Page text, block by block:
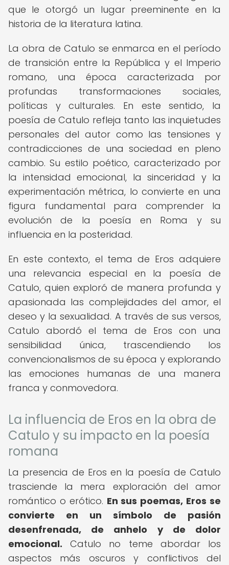
que le otorgó un lugar preeminente en la
historia de la literatura latina.
La obra de Catulo se enmarca en el período
de transición entre la República y el Imperio
romano, una época caracterizada por
profundas transformaciones sociales,
políticas y culturales. En este sentido, la
poesía de Catulo refleja tanto las inquietudes
personales del autor como las tensiones y
contradicciones de una sociedad en pleno
cambio. Su estilo poético, caracterizado por
la intensidad emocional, la sinceridad y la
experimentación métrica, lo convierte en una
figura fundamental para comprender la
evolución de la poesía en Roma y su
influencia en la posteridad.
En este contexto, el tema de Eros adquiere
una relevancia especial en la poesía de
Catulo, quien exploró de manera profunda y
apasionada las complejidades del amor, el
deseo y la sexualidad. A través de sus versos,
Catulo abordó el tema de Eros con una
sensibilidad única, trascendiendo los
convencionalismos de su época y explorando
las emociones humanas de una manera
franca y conmovedora.
La influencia de Eros en la obra de
Catulo y su impacto en la poesía
romana
La presencia de Eros en la poesía de Catulo
trasciende la mera exploración del amor
romántico o erótico. En sus poemas, Eros se
convierte en un símbolo de pasión
desenfrenada, de anhelo y de dolor
emocional. Catulo no teme abordar los
aspectos más oscuros y conflictivos del